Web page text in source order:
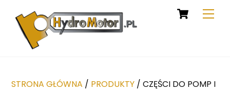
content
Cart
STRONA GŁÓWNA / PRODUKTY / CZĘŚCI DO POMP I